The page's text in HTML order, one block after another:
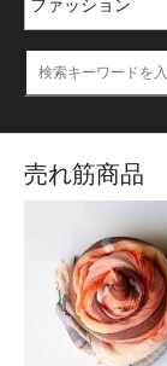
売れ筋商品